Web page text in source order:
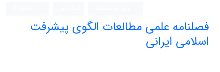
فصلنامه علمی مطالعات الگوی پیشرفت
اسلامی ایرانی